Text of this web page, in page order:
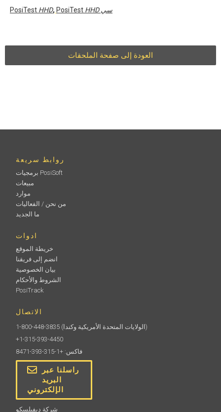
PosiTest HHD, PosiTest HHD سي
العودة إلى صفحة الملحقات
روابط سريعة
برمجيات PosiSoft
مبيعات
موارد
من نحن / الفعاليات
ما الجديد
ادوات
خريطة الموقع
انضم إلى فريقنا
بيان الخصوصية
الشروط والأحكام
PosiTrack
الاتصال
1-800-448-3835
(الولايات المتحدة الأمريكية وكندا)
+1-315-393-4450
فاكس: +1-315-393-8471
راسلنا عبر
البريد
الإلكتروني
شركة ديفيلسكو